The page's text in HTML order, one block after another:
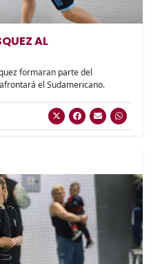
AL
formaran parte del
el Sudamericano.